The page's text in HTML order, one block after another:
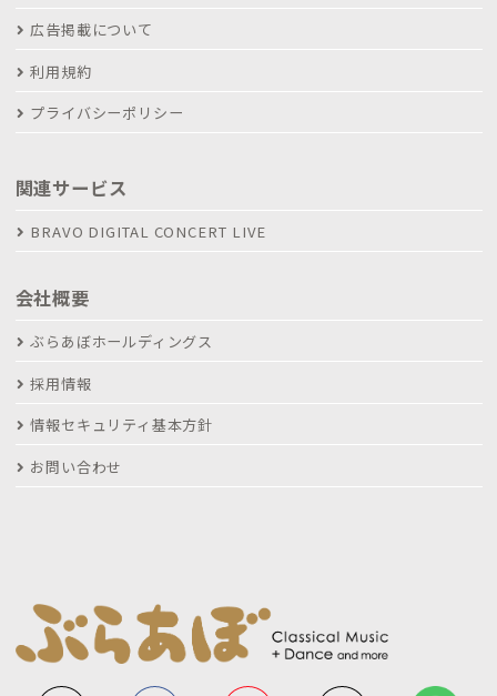
広告掲載について
利用規約
プライバシーポリシー
関連サービス
BRAVO DIGITAL CONCERT LIVE
会社概要
ぶらあぼホールディングス
採用情報
情報セキュリティ基本方針
お問い合わせ